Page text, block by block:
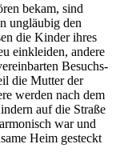
bekam, sind
ungläubig den
die Kinder ihres
einkleiden, andere
Besuchs-
die Mutter der
werden nach dem
auf die Straße
war und
Heim gesteckt